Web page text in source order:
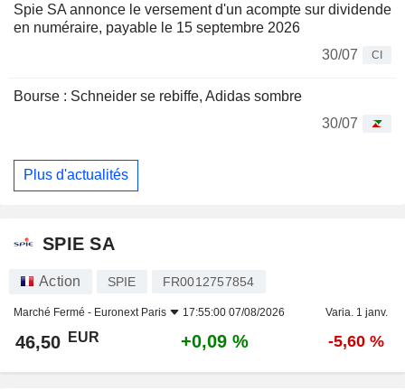
Spie SA annonce le versement d'un acompte sur dividende
en numéraire, payable le 15 septembre 2026
30/07
CI
Bourse : Schneider se rebiffe, Adidas sombre
30/07
Plus d'actualités
SPIE SA
Action SPIE FR0012757854
Marché Fermé - Euronext Paris 17:55:00 07/08/2026 Varia. 1 janv.
46,50 EUR +0,09 % -5,60 %